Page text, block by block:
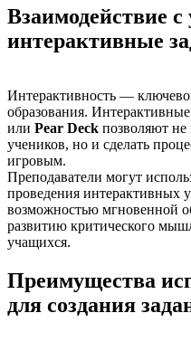
Взаимодействие
интерактивные
Интерактивность —
образования.
или Pear Deck позволяют не
учеников, но и сделать
игровым.
Преподаватели могут
проведения интерактивных
возможностью мгновенной
развитию критического
учащихся.
Преимущества
для создания